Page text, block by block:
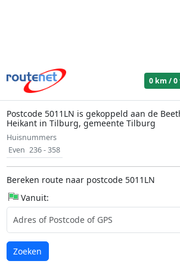
0 km / 0
Postcode 5011LN is gekoppeld aan de
Heikant in Tilburg, gemeente Tilburg
Huisnummers
Even 236 - 358
Bereken route naar postcode 5011LN
Vanuit:
Laden...
Zoeken